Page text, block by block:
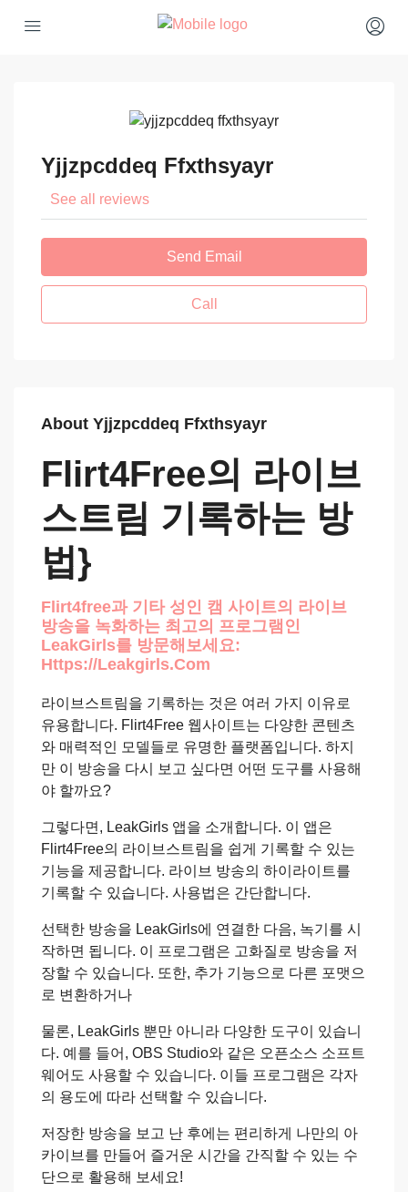
Yjjzpcddeq Ffxthsyayr
See all reviews
Send Email
Call
About Yjjzpcddeq Ffxthsyayr
Flirt4Free의 라이브
스트림 기록하는 방
법}
Flirt4free과 기타 성인 캠 사이트의 라이브
방송을 녹화하는 최고의 프로그램인
LeakGirls를 방문해보세요:
Https://leakgirls.com
라이브스트림을 기록하는 것은 여러 가지 이유로
유용합니다. Flirt4Free 웹사이트는 다양한 콘텐츠
와 매력적인 모델들로 유명한 플랫폼입니다. 하지
만 이 방송을 다시 보고 싶다면 어떤 도구를 사용해
야 할까요?
그렇다면, LeakGirls 앱을 소개합니다. 이 앱은
Flirt4Free의 라이브스트림을 쉽게 기록할 수 있는
기능을 제공합니다. 라이브 방송의 하이라이트를
기록할 수 있습니다. 사용법은 간단합니다.
선택한 방송을 LeakGirls에 연결한 다음, 녹기를 시
작하면 됩니다. 이 프로그램은 고화질로 방송을 저
장할 수 있습니다. 또한, 추가 기능으로 다른 포맷으
로 변환하거나
물론, LeakGirls 뿐만 아니라 다양한 도구이 있습니
다. 예를 들어, OBS Studio와 같은 오픈소스 소프트
웨어도 사용할 수 있습니다. 이들 프로그램은 각자
의 용도에 따라 선택할 수 있습니다.
저장한 방송을 보고 난 후에는 편리하게 나만의 아
카이브를 만들어 즐거운 시간을 간직할 수 있는 수
단으로 활용해 보세요!